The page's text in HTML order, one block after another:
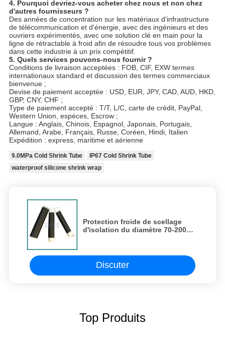
4. Pourquoi devriez-vous acheter chez nous et non chez
d'autres fournisseurs ?
Des années de concentration sur les matériaux d'infrastructure
de télécommunication et d'énergie, avec des ingénieurs et des
ouvriers expérimentés, avec une solution clé en main pour la
ligne de rétractable à froid afin de résoudre tous vos problèmes
dans cette industrie à un prix compétitif.
5. Quels services pouvons-nous fournir ?
Conditions de livraison acceptées : FOB, CIF, EXW termes
internationaux standard et discussion des termes commerciaux
bienvenue ;
Devise de paiement acceptée : USD, EUR, JPY, CAD, AUD, HKD,
GBP, CNY, CHF ;
Type de paiement accepté : T/T, L/C, carte de crédit, PayPal,
Western Union, espèces, Escrow ;
Langue : Anglais, Chinois, Espagnol, Japonais, Portugais,
Allemand, Arabe, Français, Russe, Coréen, Hindi, Italien
Expédition : express, maritime et aérienne
9.0MPa Cold Shrink Tube
IP67 Cold Shrink Tube
waterproof silicone shrink wrap
Protection froide de scellage
d'isolation du diamètre 70-200mm
Discuter
Top Produits